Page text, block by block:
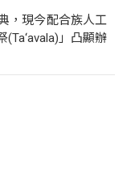
，現今配合族人工
」凸顯辦